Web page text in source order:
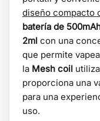
diseño compacto
batería de
2ml con una
que permite
la Mesh coil
proporciona una
para una
uso.